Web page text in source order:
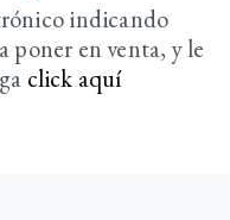
indicando
poner en venta, y le
click aquí­